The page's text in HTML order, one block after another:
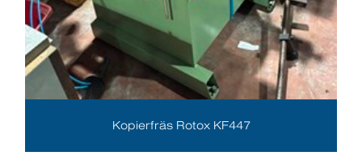
Kopierfräs Rotox KF447